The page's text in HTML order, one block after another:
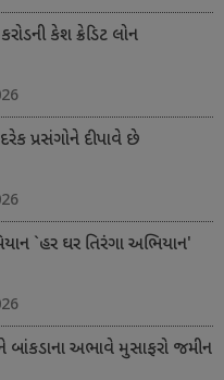
કેશ ક્રેડિટ લોન
પ્રસંગોને દીપાવે છે
`હર ઘર તિરંગા અભિયાન'
બાંકડાના અભાવે મુસાફરો જમીન